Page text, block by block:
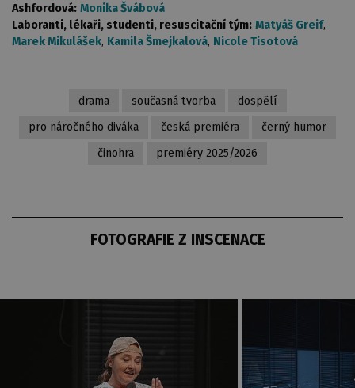
Ashfordová: Monika Švábová
Laboranti, lékaři, studenti, resuscitační tým: Matyáš Greif,
Marek Mikulášek, Kamila Šmejkalová, Nicole Tisotová
drama současná tvorba
dospělí
pro náročného diváka
česká premiéra
černý humor
činohra
premiéry 2025/2026
FOTOGRAFIE Z INSCENACE